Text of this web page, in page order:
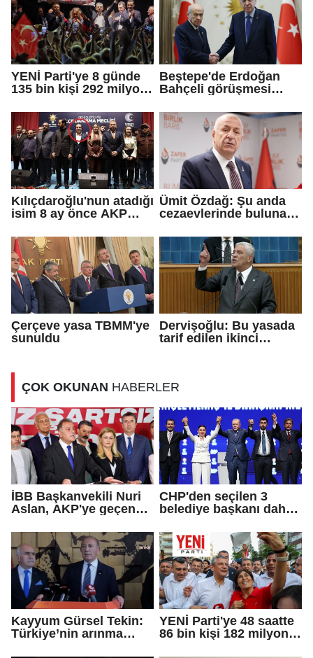
YENİ Parti'ye 8 günde
135 bin kişi 292 milyon
Beştepe'de Erdoğan
Bahçeli görüşmesi
Kılıçdaroğlu'nun atadığı
isim 8 ay önce AKP
Ümit Özdağ: Şu anda
cezaevlerinde bulunan
ne?
Çerçeve yasa TBMM'ye
sunuldu
Dervişoğlu: Bu yasada
tarif edilen ikinci
ÇOK OKUNAN HABERLER
İBB Başkanvekili Nuri
Aslan, AKP'ye geçen
iddialarına yanıt verdi
CHP'den seçilen 3
belediye başkanı daha
Kayyum Gürsel Tekin:
Türkiye’nin arınma
YENİ Parti'ye 48 saatte
86 bin kişi 182 milyon